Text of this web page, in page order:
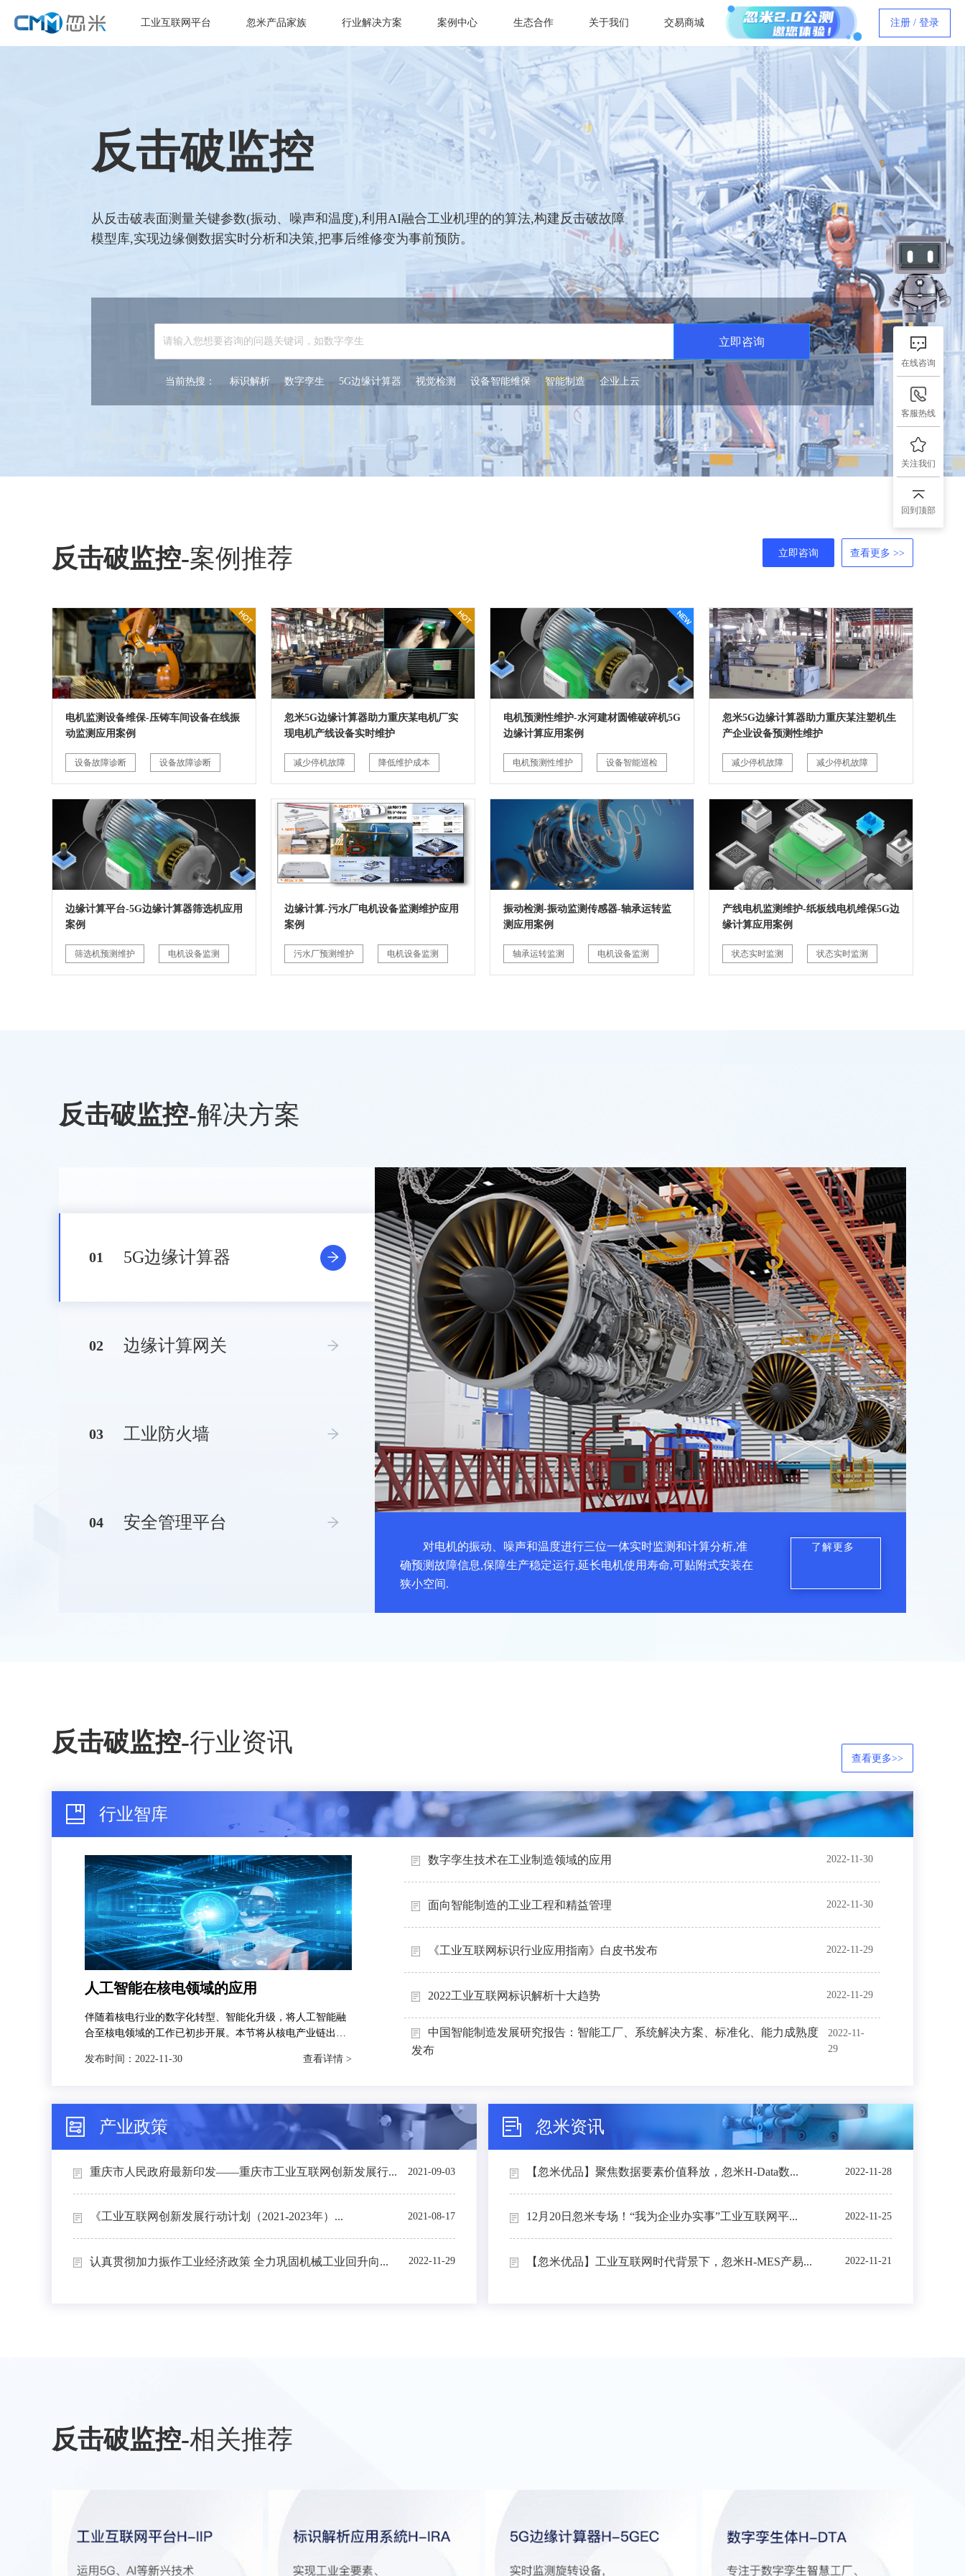
工业互联网平台 忽米产品家族 行业解决方案 案例中心 生态合作 关于我们 交易商城 注册 / 登录
反击破监控
从反击破表面测量关键参数(振动、噪声和温度),利用AI融合工业机理的的算法,构建反击破故障
模型库,实现边缘侧数据实时分析和决策,把事后维修变为事前预防。
立即咨询
当前热搜： 标识解析 数字孪生 5G边缘计算器 视觉检测 设备智能维保 智能制造 企业上云
反击破监控-案例推荐 立即咨询 查看更多 >>
电机监测设备维保-压铸车间设备在线振
动监测应用案例
设备故障诊断 设备故障诊断
忽米5G边缘计算器助力重庆某电机厂实
现电机产线设备实时维护
减少停机故障 降低维护成本
电机预测性维护-水河建材圆锥破碎机5G
边缘计算应用案例
电机预测性维护 设备智能巡检
忽米5G边缘计算器助力重庆某注塑机生
产企业设备预测性维护
减少停机故障 减少停机故障
边缘计算平台-5G边缘计算器筛选机应用
案例
筛选机预测维护 电机设备监测
边缘计算-污水厂电机设备监测维护应用
案例
污水厂预测维护 电机设备监测
振动检测-振动监测传感器-轴承运转监
测应用案例
轴承运转监测 电机设备监测
产线电机监测维护-纸板线电机维保5G边
缘计算应用案例
状态实时监测 状态实时监测
反击破监控-解决方案
01 5G边缘计算器
02 边缘计算网关
03 工业防火墙
04 安全管理平台
对电机的振动、噪声和温度进行三位一体实时监测和计算分析,准
确预测故障信息,保障生产稳定运行,延长电机使用寿命,可贴附式安装在
狭小空间.
了解更多
反击破监控-行业资讯
查看更多>>
行业智库
人工智能在核电领域的应用
伴随着核电行业的数字化转型、智能化升级，将人工智能融
合至核电领域的工作已初步开展。本节将从核电产业链出
和智能运维4个场景下的典型应用进行介绍。
发布时间： 2022-11-30 查看详情 >
数字孪生技术在工业制造领域的应用 2022-11-30
面向智能制造的工业工程和精益管理 2022-11-30
《工业互联网标识行业应用指南》白皮书发布 2022-11-29
2022工业互联网标识解析十大趋势 2022-11-29
中国智能制造发展研究报告：智能工厂、系统解决方案、标准化、能力成熟度
发布
2022-11-
29
产业政策
重庆市人民政府最新印发——重庆市工业互联网创新发展行... 2021-09-03
《工业互联网创新发展行动计划（2021-2023年）... 2021-08-17
认真贯彻加力振作工业经济政策 全力巩固机械工业回升向... 2022-11-29
忽米资讯
【忽米优品】聚焦数据要素价值释放，忽米H-Data数... 2022-11-28
12月20日忽米专场！“我为企业办实事”工业互联网平... 2022-11-25
【忽米优品】工业互联网时代背景下，忽米H-MES产易... 2022-11-21
反击破监控-相关推荐
在线咨询
客服热线
关注我们
回到顶部